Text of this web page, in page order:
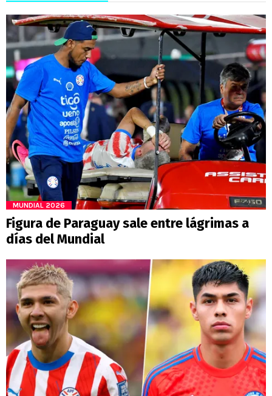
MUNDIAL 2026
Figura de Paraguay sale entre lágrimas a
días del Mundial